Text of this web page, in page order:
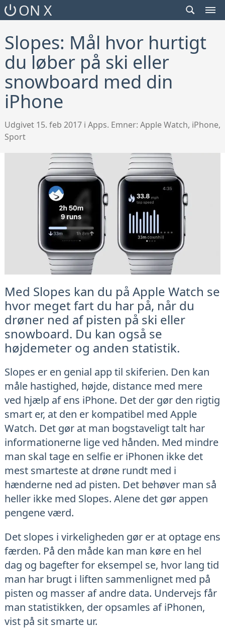
ON X
TOGGLE
Slopes: Mål hvor hurtigt
du løber på ski eller
snowboard med din
iPhone
Udgivet 15. feb 2017 i Apps. Emner: Apple Watch, iPhone,
Sport
Med Slopes kan du på Apple Watch se
hvor meget fart du har på, når du
drøner ned af pisten på ski eller
snowboard. Du kan også se
højdemeter og anden statistik.
Slopes er en genial app til skiferien. Den kan
måle hastighed, højde, distance med mere
ved hjælp af ens iPhone. Det der gør den rigtig
smart er, at den er kompatibel med Apple
Watch. Det gør at man bogstaveligt talt har
informationerne lige ved hånden. Med mindre
man skal tage en selfie er iPhonen ikke det
mest smarteste at drøne rundt med i
hænderne ned ad pisten. Det behøver man så
heller ikke med Slopes. Alene det gør appen
pengene værd.
Det slopes i virkeligheden gør er at optage ens
færden. På den måde kan man køre en hel
dag og bagefter for eksempel se, hvor lang tid
man har brugt i liften sammenlignet med på
pisten og masser af andre data. Undervejs får
man statistikken, der opsamles af iPhonen,
vist på sit smarte ur.